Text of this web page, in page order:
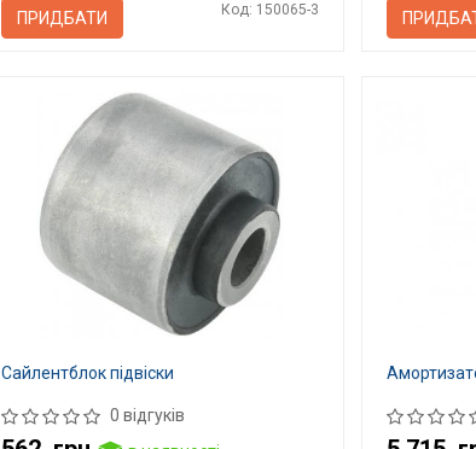
ПРИДБАТИ Код: 150065-3
Сайлентблок підвіски
0 відгуків